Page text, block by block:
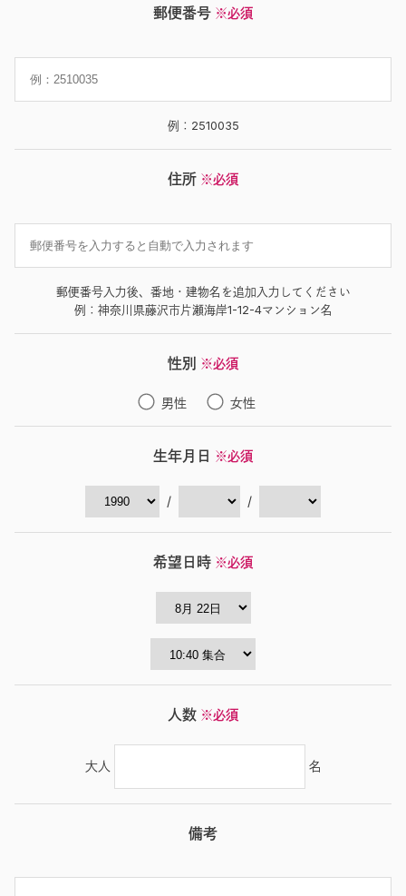
郵便番号 ※必須
例：2510035
住所 ※必須
郵便番号入力後、番地・建物名を追加入力してください
例：神奈川県藤沢市片瀬海岸1-12-4マンション名
性別 ※必須
男性 女性
生年月日 ※必須
/ /
希望日時 ※必須
人数 ※必須
大人 名
備考